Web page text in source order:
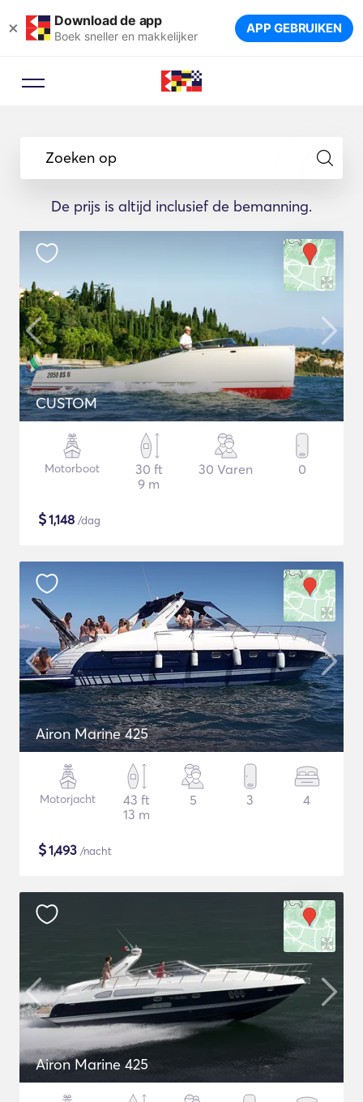
× Download de app
Boek sneller en makkelijker APP GEBRUIKEN
Zoeken op
De prijs is altijd inclusief de bemanning.
CUSTOM
Motorboot
30 ft
9 m
30 Varen 0
$1,148 /dag
Airon Marine 425
Motorjacht
43 ft
13 m
5 3 4
$1,493 /nacht
Airon Marine 425